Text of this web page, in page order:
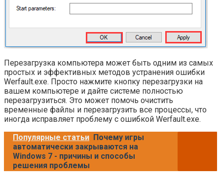
Перезагрузка компьютера может быть одним из самых
простых и эффективных методов устранения ошибки
Werfault.exe. Просто нажмите кнопку перезагрузки на
вашем компьютере и дайте системе полностью
перезагрузиться. Это может помочь очистить
временные файлы и перезагрузить все процессы, что
иногда исправляет проблему с ошибкой Werfault.exe.
Популярные статьи Почему игры
автоматически закрываются на
Windows 7 - причины и способы
решения проблемы